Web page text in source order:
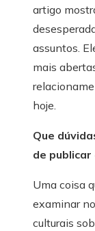
artigo
assuntos.
mais
hoje.
Que
de
Uma coisa
examinar
culturais